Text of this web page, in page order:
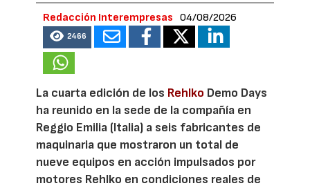
Redacción Interempresas 04/08/2026
2466
La cuarta edición de los Rehlko Demo Days
ha reunido en la sede de la compañía en
Reggio Emilia (Italia) a seis fabricantes de
maquinaria que mostraron un total de
nueve equipos en acción impulsados por
motores Rehlko en condiciones reales de